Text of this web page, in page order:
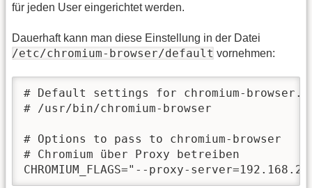
für jeden User eingerichtet werden.
Dauerhaft kann man diese Einstellung in der Datei
/etc/chromium-browser/default vornehmen:
# Default settings for chromium-
# /usr/bin/chromium-browser
# Options to pass to chromium-browser
# Chromium über Proxy betreiben
CHROMIUM_FLAGS="--proxy-